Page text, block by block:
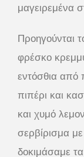
μαγειρεμένα
Προηγούνται
φρέσκο
εντόσθια από
πιπέρι και
και χυμό
σερβίρισμα
δοκιμάσαμε τα